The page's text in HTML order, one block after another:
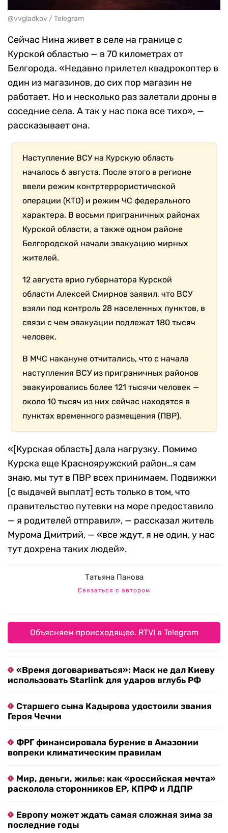
@vvgladkov / Telegram
Сейчас Нина живет в селе на границе с
Курской областью — в 70 километрах от
Белгорода. «Недавно прилетел квадрокоптер в
один из магазинов, до сих пор магазин не
работает. Но и несколько раз залетали дроны в
соседние села. А так у нас пока все тихо», —
рассказывает она.
Наступление ВСУ на Курскую область
началось 6 августа. После этого в регионе
ввели режим контртеррористической
операции (КТО) и режим ЧС федерального
характера. В восьми приграничных районах
Курской области, а также одном районе
Белгородской начали эвакуацию мирных
жителей.
12 августа врио губернатора Курской
области Алексей Смирнов заявил, что ВСУ
взяли под контроль 28 населенных пунктов, в
связи с чем эвакуации подлежат 180 тысяч
человек.
В МЧС накануне отчитались, что с начала
наступления ВСУ из приграничных районов
эвакуировались более 121 тысячи человек —
около 10 тысяч из них сейчас находятся в
пунктах временного размещения (ПВР).
«[Курская область] дала нагрузку. Помимо
Курска еще Краснояружский район…я сам
знаю, мы тут в ПВР всех принимаем. Подвижки
[с выдачей выплат] есть только в том, что
правительство путевки на море предоставило
— я родителей отправил», — рассказал житель
Мурома Дмитрий, — «все ждут, я не один, у нас
тут дохрена таких людей».
Татьяна Панова
Связаться с автором
Объясняем происходящее. RTVI в Telegram
«Время договариваться»: Маск не дал Киеву
использовать Starlink для ударов вглубь РФ
Старшего сына Кадырова удостоили звания
Героя Чечни
ФРГ финансировала бурение в Амазонии
вопреки климатическим правилам
Мир, деньги, жилье: как «российская мечта»
расколола сторонников ЕР, КПРФ и ЛДПР
Европу может ждать самая сложная зима за
последние годы